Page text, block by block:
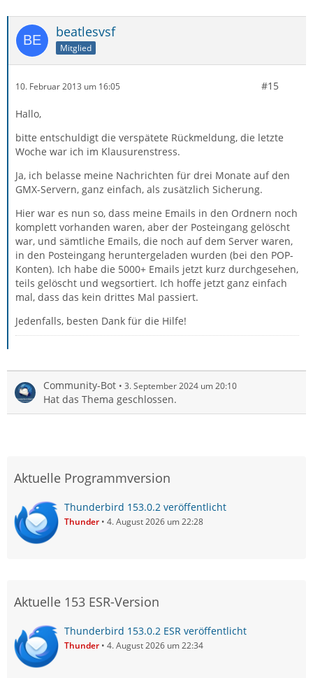
beatlesvsf
Mitglied
10. Februar 2013 um 16:05 #15
Hallo,
bitte entschuldigt die verspätete Rückmeldung, die letzte
Woche war ich im Klausurenstress.
Ja, ich belasse meine Nachrichten für drei Monate auf den
GMX-Servern, ganz einfach, als zusätzlich Sicherung.
Hier war es nun so, dass meine Emails in den Ordnern noch
komplett vorhanden waren, aber der Posteingang gelöscht
war, und sämtliche Emails, die noch auf dem Server waren,
in den Posteingang heruntergeladen wurden (bei den POP-
Konten). Ich habe die 5000+ Emails jetzt kurz durchgesehen,
teils gelöscht und wegsortiert. Ich hoffe jetzt ganz einfach
mal, dass das kein drittes Mal passiert.
Jedenfalls, besten Dank für die Hilfe!
Community-Bot 3. September 2024 um 20:10
Hat das Thema geschlossen.
Aktuelle Programmversion
Thunderbird 153.0.2 veröffentlicht
Thunder 4. August 2026 um 22:28
Aktuelle 153 ESR-Version
Thunderbird 153.0.2 ESR veröffentlicht
Thunder 4. August 2026 um 22:34